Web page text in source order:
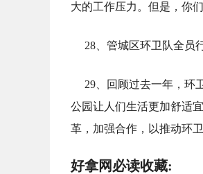
大的工作压力。但是，你
28、管城区环卫队全员
29、回顾过去一年，环
公园让人们生活更加舒适
革，加强合作，以推动环
好拿网必读收藏: